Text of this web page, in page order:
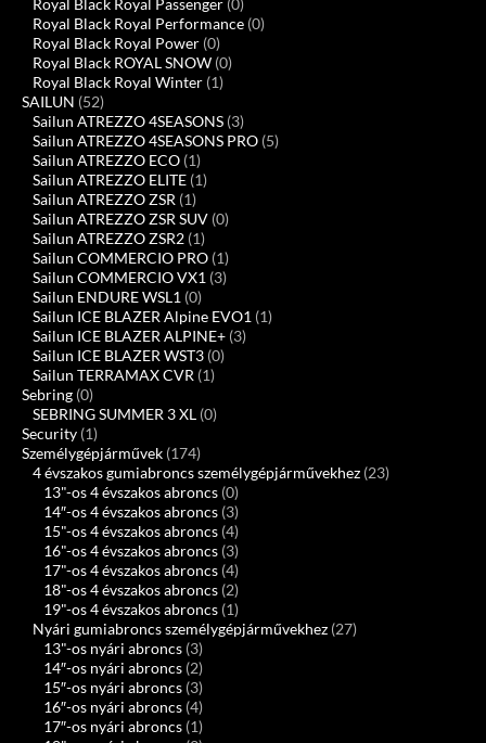
Royal Black Royal Performance (0)
Royal Black Royal Power (0)
Royal Black ROYAL SNOW (0)
Royal Black Royal Winter (1)
SAILUN (52)
Sailun ATREZZO 4SEASONS (3)
Sailun ATREZZO 4SEASONS PRO (5)
Sailun ATREZZO ECO (1)
Sailun ATREZZO ELITE (1)
Sailun ATREZZO ZSR (1)
Sailun ATREZZO ZSR SUV (0)
Sailun ATREZZO ZSR2 (1)
Sailun COMMERCIO PRO (1)
Sailun COMMERCIO VX1 (3)
Sailun ENDURE WSL1 (0)
Sailun ICE BLAZER Alpine EVO1 (1)
Sailun ICE BLAZER ALPINE+ (3)
Sailun ICE BLAZER WST3 (0)
Sailun TERRAMAX CVR (1)
Sebring (0)
SEBRING SUMMER 3 XL (0)
Security (1)
Személygépjárművek (174)
4 évszakos gumiabroncs személygépjárművekhez (23)
13"-os 4 évszakos abroncs (0)
14″-os 4 évszakos abroncs (3)
15"-os 4 évszakos abroncs (4)
16"-os 4 évszakos abroncs (3)
17"-os 4 évszakos abroncs (4)
18"-os 4 évszakos abroncs (2)
19"-os 4 évszakos abroncs (1)
Nyári gumiabroncs személygépjárművekhez (27)
13"-os nyári abroncs (3)
14″-os nyári abroncs (2)
15″-os nyári abroncs (3)
16″-os nyári abroncs (4)
17″-os nyári abroncs (1)